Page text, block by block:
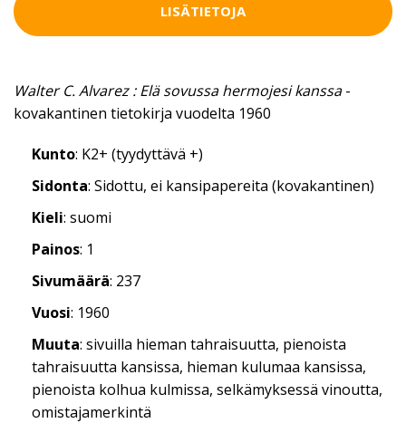
LISÄTIETOJA
Walter C. Alvarez : Elä sovussa hermojesi kanssa-
kovakantinen tietokirja vuodelta 1960
Kunto: K2+ (tyydyttävä +)
Sidonta: Sidottu, ei kansipapereita (kovakantinen)
Kieli: suomi
Painos: 1
Sivumäärä: 237
Vuosi: 1960
Muuta: sivuilla hieman tahraisuutta, pienoista
tahraisuutta kansissa, hieman kulumaa kansissa,
pienoista kolhua kulmissa, selkämyksessä vinoutta,
omistajamerkintä